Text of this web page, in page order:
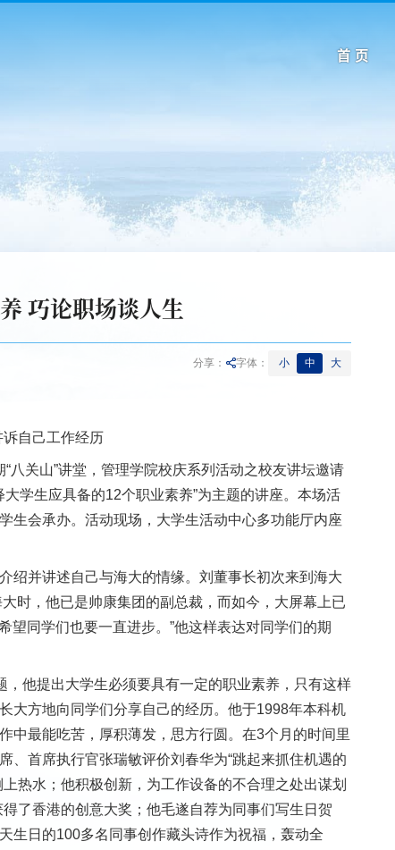
首 页
巧论职场谈人生
分享： 字体： 小 中 大
诉自己工作经历
八关山”讲堂，管理学院校庆系列活动之校友讲坛邀请
学生应具备的12个职业素养”为主题的讲座。本场活
生会承办。活动现场，大学生活动中心多功能厅内座
并讲述自己与海大的情缘。刘董事长初次来到海大
时，他已是帅康集团的副总裁，而如今，大屏幕上已
望同学们也要一直进步。”他这样表达对同学们的期
他提出大学生必须要具有一定的职业素养，只有这样
大方地向同学们分享自己的经历。他于1998年本科机
中最能吃苦，厚积薄发，思方行圆。在3个月的时间里
、首席执行官张瑞敏评价刘春华为“跳起来抓住机遇的
热水；他积极创新，为工作设备的不合理之处出谋划
了香港的创意大奖；他毛遂自荐为同事们写生日贺
生日的100多名同事创作藏头诗作为祝福，轰动全